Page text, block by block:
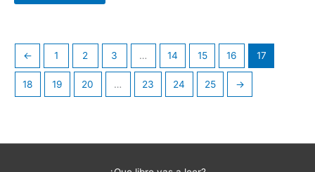
← 1 2 3 … 14 15 16 17
18 19 20 … 23 24 25 →